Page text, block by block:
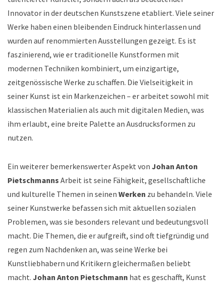
Innovator in der deutschen Kunstszene etabliert. Viele seiner
Werke haben einen bleibenden Eindruck hinterlassen und
wurden auf renommierten Ausstellungen gezeigt. Es ist
faszinierend, wie er traditionelle Kunstformen mit
modernen Techniken kombiniert, um einzigartige,
zeitgenössische Werke zu schaffen. Die Vielseitigkeit in
seiner Kunst ist ein Markenzeichen – er arbeitet sowohl mit
klassischen Materialien als auch mit digitalen Medien, was
ihm erlaubt, eine breite Palette an Ausdrucksformen zu
nutzen.
Ein weiterer bemerkenswerter Aspekt von Johan Anton
Pietschmanns Arbeit ist seine Fähigkeit, gesellschaftliche
und kulturelle Themen in seinen Werken zu behandeln. Viele
seiner Kunstwerke befassen sich mit aktuellen sozialen
Problemen, was sie besonders relevant und bedeutungsvoll
macht. Die Themen, die er aufgreift, sind oft tiefgründig und
regen zum Nachdenken an, was seine Werke bei
Kunstliebhabern und Kritikern gleichermaßen beliebt
macht. Johan Anton Pietschmann hat es geschafft, Kunst